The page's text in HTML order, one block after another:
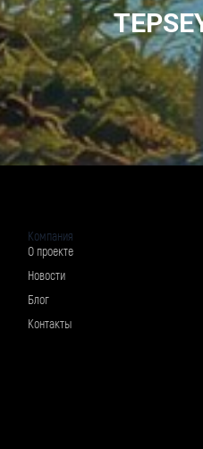
Компания
О проекте
Новости
Блог
Контакты